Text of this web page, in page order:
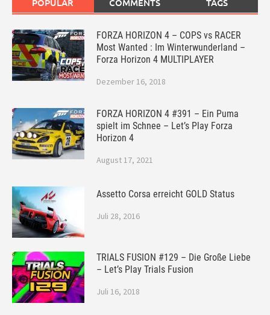
POPULAR COMMENTS TAGS
FORZA HORIZON 4 – COPS vs RACER
Most Wanted : Im Winterwunderland –
Forza Horizon 4 MULTIPLAYER
Dezember 16, 2018
FORZA HORIZON 4 #391 – Ein Puma
spielt im Schnee – Let’s Play Forza
Horizon 4
August 17, 2021
Assetto Corsa erreicht GOLD Status
Juli 28, 2016
TRIALS FUSION #129 – Die Große Liebe
– Let’s Play Trials Fusion
Juli 16, 2018